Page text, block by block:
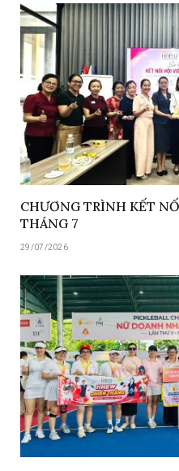
CHƯƠNG TRÌNH KẾT
THÁNG 7
29/07/2026